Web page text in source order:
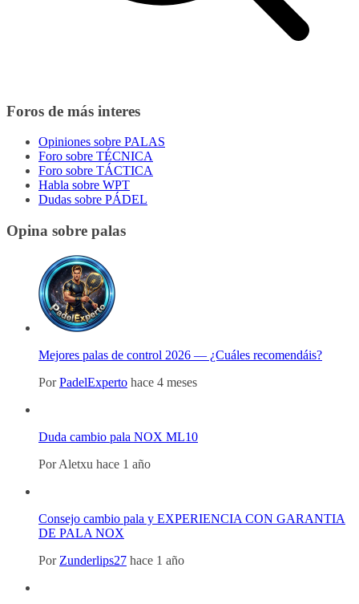
Foros de más interes
Opiniones sobre PALAS
Foro sobre TÉCNICA
Foro sobre TÁCTICA
Habla sobre WPT
Dudas sobre PÁDEL
Opina sobre palas
Mejores palas de control 2026 — ¿Cuáles recomendáis?
PorPadelExperto hace 4 meses
Duda cambio pala NOX ML10
PorAletxu hace 1 año
Consejo cambio pala y EXPERIENCIA CON GARANTIA
DE PALA NOX
Por Zunderlips27 hace 1 año